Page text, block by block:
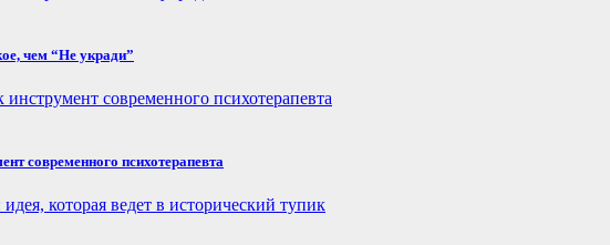
чем “Не укради”
современного психотерапевта